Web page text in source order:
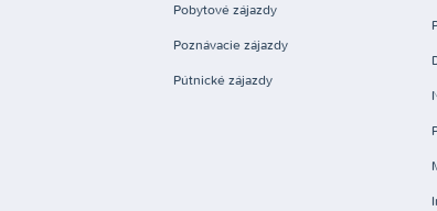
Pobytové zájazdy
Poznávacie zájazdy
Pútnické zájazdy